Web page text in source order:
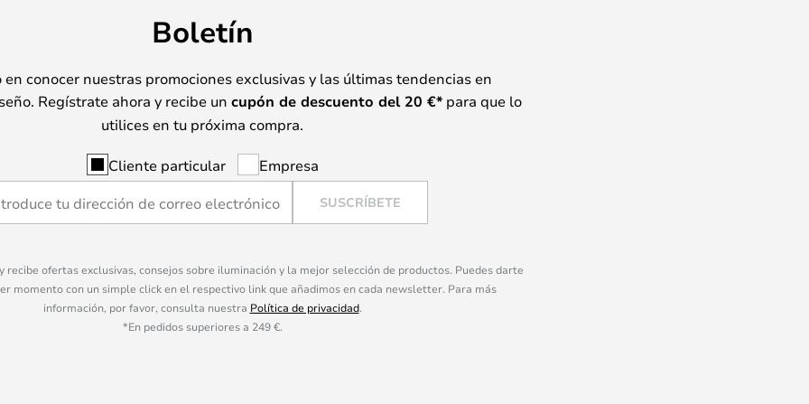
Boletín
en conocer nuestras promociones exclusivas y las últimas tendencias en
Regístrate ahora y recibe un cupón de descuento del 20 €*para que lo
utilices en tu próxima compra.
Cliente particular Empresa
SUSCRÍBETE
recibe ofertas exclusivas, consejos sobre iluminación y la mejor selección de productos. Puedes darte
momento con un simple click en el respectivo link que añadimos en cada newsletter. Para más
información, por favor, consulta nuestra Política de privacidad.
*En pedidos superiores a 249 €.